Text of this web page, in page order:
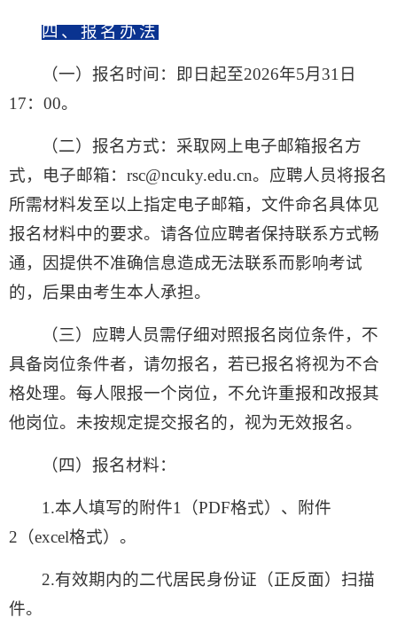
四、报名办法
（一）报名时间： 即日起至2026年5月31日
17：00。
（二）报名方式： 采取网上电子邮箱报名方
式，电子邮箱：rsc@ncuky.edu.cn。 应聘人员将报名
所需材料发至以上指定电子邮箱，文件命名具体见
报名材料中的要求。请各位应聘者保持联系方式畅
通，因提供不准确信息造成无法联系而影响考试
的，后果由考生本人承担。
（三）应聘人员需仔细对照报名岗位条件，不
具备岗位条件者，请勿报名，若已报名将视为不合
格处理。 每人限报一个岗位，不允许重报和改报其
他岗位。 未按规定提交报名的，视为无效报名。
（四）报名材料：
1.本人填写的附件1（PDF格式）、附件
2（excel格式）。
2.有效期内的二代居民身份证（正反面）扫描
件。